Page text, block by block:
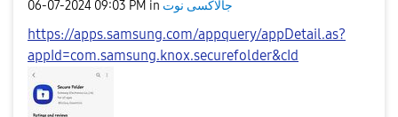
‎06-07-2024 09:03 PM in جالاكسى نوت
https://apps.samsung.com/appquery/appDetail.as?
appId=com.samsung.knox.securefolder&cId